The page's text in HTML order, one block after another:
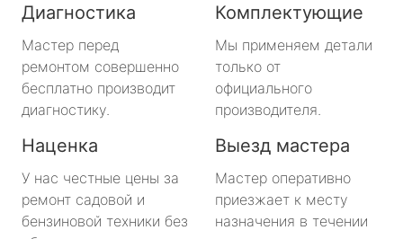
Диагностика
Мастер перед
ремонтом совершенно
бесплатно производит
диагностику.
Комплектующие
Мы применяем детали
только от
официального
производителя.
Наценка
У нас честные цены за
ремонт садовой и
бензиновой техники без
Выезд мастера
Мастер оперативно
приезжает к месту
назначения в течении